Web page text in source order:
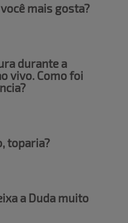
mais gosta?
durante a
vivo. Como foi
toparia?
a Duda muito